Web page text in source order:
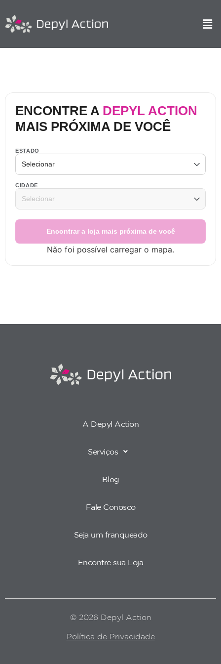
ENCONTRE A DEPYL ACTION
MAIS PRÓXIMA DE VOCÊ
ESTADO
CIDADE
Encontrar a loja mais próxima de você
Não foi possível carregar o mapa.
A Depyl Action
Serviços
Blog
Fale Conosco
Seja um franqueado
Encontre sua Loja
© 2026 Depyl Action
Política de Privacidade